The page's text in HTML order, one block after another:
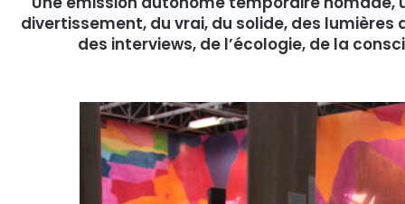
divertissement, du vrai, du solide, des
des interviews, de l’écologie, de la